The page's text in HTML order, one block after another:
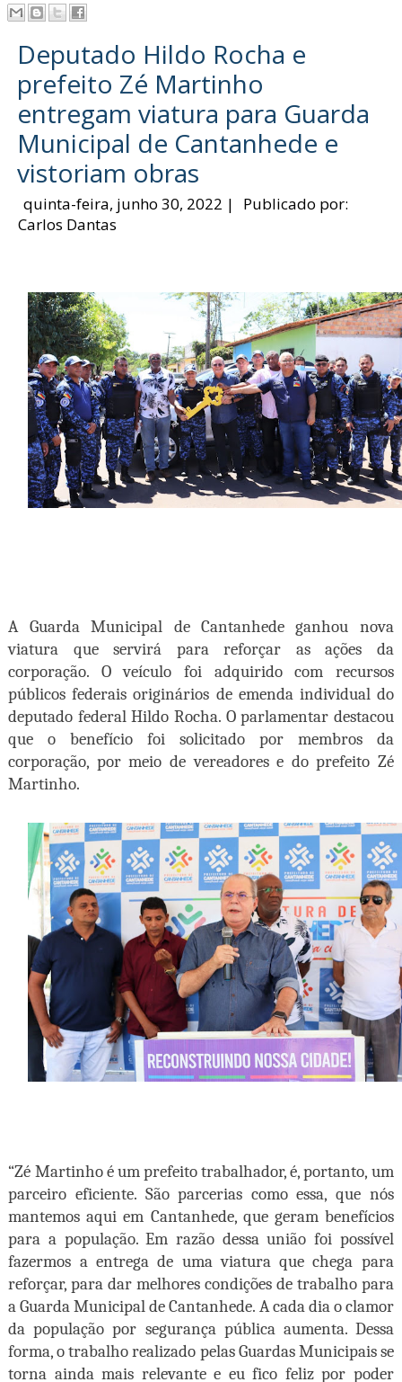
Deputado Hildo Rocha e
prefeito Zé Martinho
entregam viatura para Guarda
Municipal de Cantanhede e
vistoriam obras
quinta-feira, junho 30, 2022 |
Publicado por:
Carlos Dantas
A Guarda Municipal de Cantanhede ganhou nova
viatura que servirá para reforçar as ações da
corporação. O veículo foi adquirido com recursos
públicos federais originários de emenda individual do
deputado federal Hildo Rocha. O parlamentar destacou
que o benefício foi solicitado por membros da
corporação, por meio de vereadores e do prefeito Zé
Martinho.
“Zé Martinho é um prefeito trabalhador, é, portanto, um
parceiro eficiente. São parcerias como essa, que nós
mantemos aqui em Cantanhede, que geram benefícios
para a população. Em razão dessa união foi possível
fazermos a entrega de uma viatura que chega para
reforçar, para dar melhores condições de trabalho para
a Guarda Municipal de Cantanhede. A cada dia o clamor
da população por segurança pública aumenta. Dessa
forma, o trabalho realizado pelas Guardas Municipais se
torna ainda mais relevante e eu fico feliz por poder